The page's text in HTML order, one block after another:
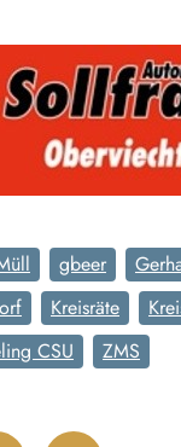
gbeer
Kreisräte
CSU ZMS